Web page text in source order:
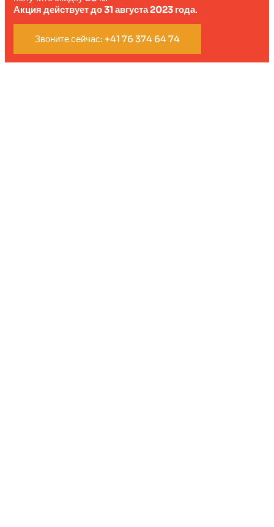
Акция действует до 31 августа 2023 года.
Звоните сейчас: +41 76 374 64 74